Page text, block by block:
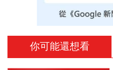
你可能還想看